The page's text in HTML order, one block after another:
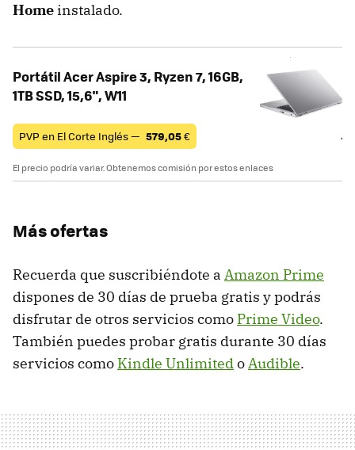
Home instalado.
Portátil Acer Aspire 3, Ryzen 7, 16GB,
1TB SSD, 15,6", W11
PVP en El Corte Inglés — 579,05€
El precio podría variar. Obtenemos comisión por estos enlaces
Más ofertas
Recuerda que suscribiéndote a Amazon Prime
dispones de 30 días de prueba gratis y podrás
disfrutar de otros servicios como Prime Video.
También puedes probar gratis durante 30 días
servicios como Kindle UnlimitedoAudible.